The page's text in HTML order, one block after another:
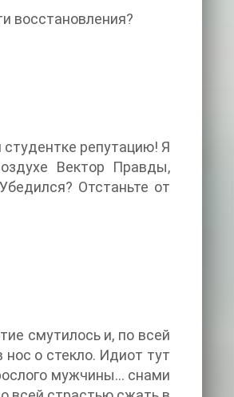
восстановления?
репутацию! Я
Вектор Правды,
Отстаньте от
смутилось и, по всей
о стекло. Идиот тут
мужчины… снами